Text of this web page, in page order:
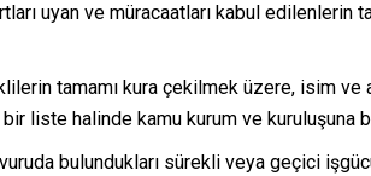
uyan ve müracaatları kabul edilenlerin
tamamı kura çekilmek üzere, isim ve
bir liste halinde kamu kurum ve kuruluşuna
bulundukları sürekli veya geçici